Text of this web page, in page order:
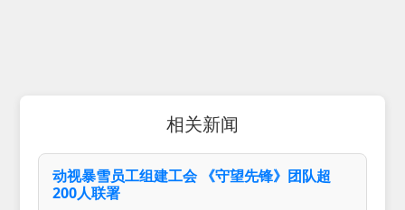
相关新闻
动视暴雪员工组建工会 《守望先锋》团队超
200人联署